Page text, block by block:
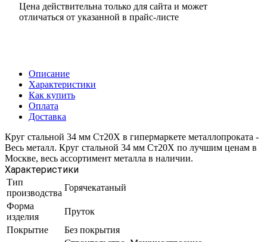
Цена действительна только для сайта и может
отличаться от указанной в прайс-листе
Описание
Характеристики
Как купить
Оплата
Доставка
Круг стальной 34 мм Ст20Х в гипермаркете металлопроката -
Весь металл. Круг стальной 34 мм Ст20Х по лучшим ценам в
Москве, весь ассортимент металла в наличии.
Характеристики
Тип
производства
Горячекатаный
Форма
изделия
Пруток
Покрытие
Без покрытия